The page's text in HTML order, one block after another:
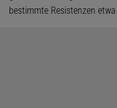
bestimmte Resistenzen